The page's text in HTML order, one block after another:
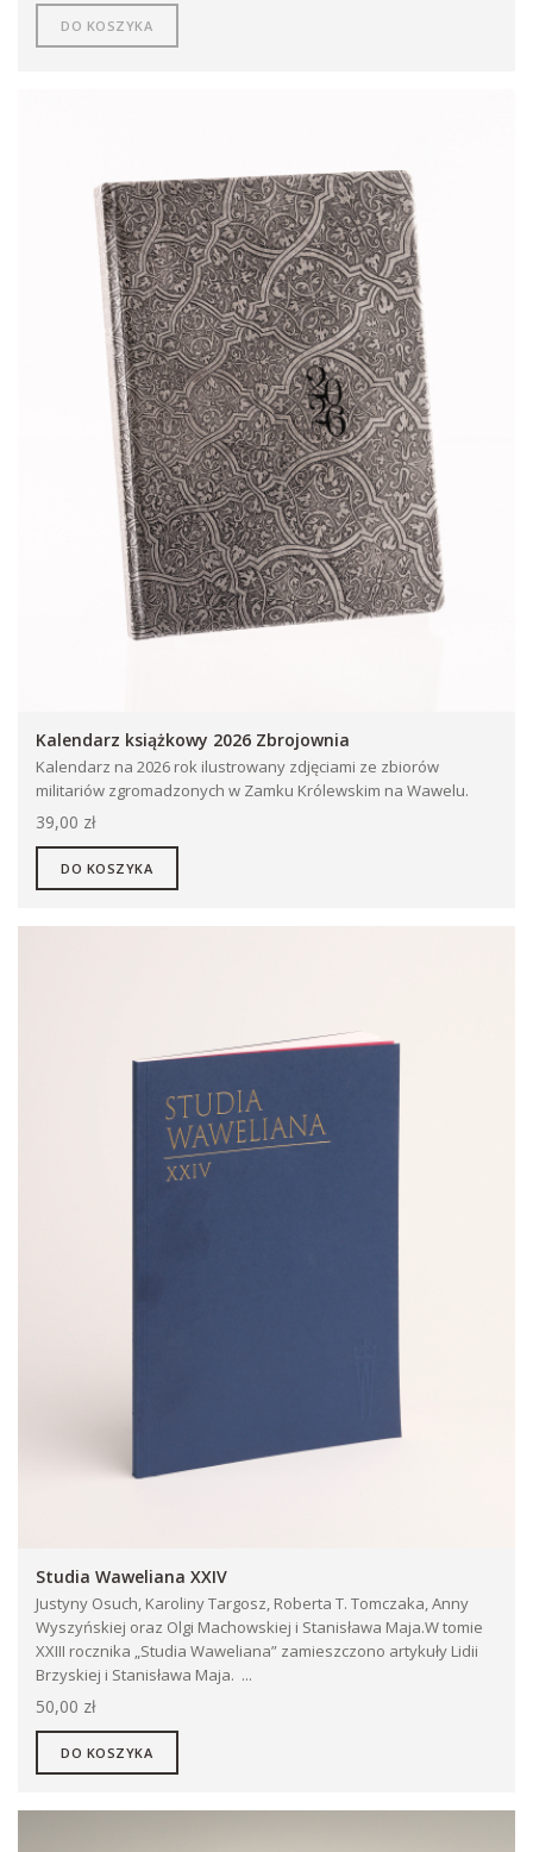
DO KOSZYKA
Kalendarz książkowy 2026 Zbrojownia
Kalendarz na 2026 rok ilustrowany zdjęciami ze zbiorów
militariów zgromadzonych w Zamku Królewskim na Wawelu.
39,00 zł
DO KOSZYKA
Studia Waweliana XXIV
Justyny Osuch, Karoliny Targosz, Roberta T. Tomczaka, Anny
Wyszyńskiej oraz Olgi Machowskiej i Stanisława Maja.W tomie
XXIII rocznika „Studia Waweliana” zamieszczono artykuły Lidii
Brzyskiej i Stanisława Maja. ...
50,00 zł
DO KOSZYKA